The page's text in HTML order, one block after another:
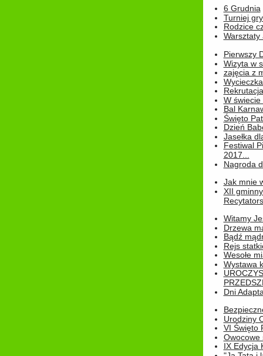
6 Grudnia
Turniej
Rodzice
Warsztaty
Pierwszy
Wizyta w
zajęcia z
W świecie
Bal
Święto
Dzień
Jasełka
Festiwal
2017...
Nagroda
Jak mnie
XII
Witamy
Drzewa
Bądź
Rejs
Wesołe
Wystawa
Dni
Urodziny
VI Święto
Owocowe
IX Edycja